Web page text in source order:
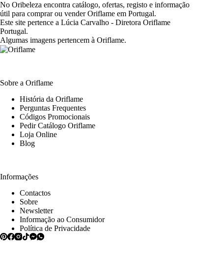
No Oribeleza encontra catálogo, ofertas, registo e informação
útil para comprar ou vender Oriflame em Portugal.
Este site pertence a Lúcia Carvalho - Diretora Oriflame
Portugal.
Algumas imagens pertencem à Oriflame.
Sobre a Oriflame
História da Oriflame
Perguntas Frequentes
Códigos Promocionais
Pedir Catálogo Oriflame
Loja Online
Blog
Informações
Contactos
Sobre
Newsletter
Informação ao Consumidor
Política de Privacidade